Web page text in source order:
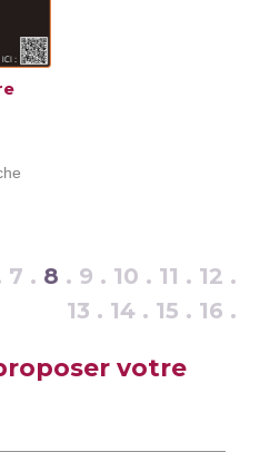
7 . 8 . 9 . 10 . 11 . 12 .
13 . 14 . 15 . 16 .
votre